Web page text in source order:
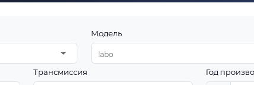
Модель
labo
Трансмиссия Год